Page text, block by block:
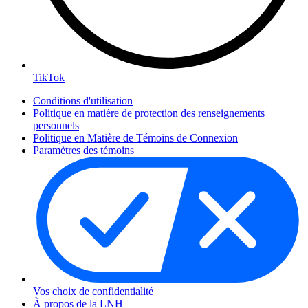
TikTok
Conditions d'utilisation
Politique en matière de protection des renseignements
personnels
Politique en Matière de Témoins de Connexion
Paramètres des témoins
Vos choix de confidentialité
À propos de la LNH